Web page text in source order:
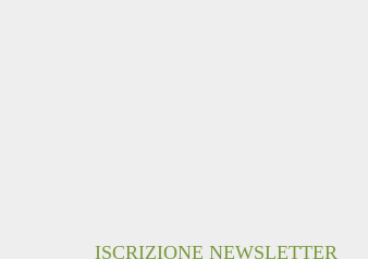
ISCRIZIONE NEWSLETTER